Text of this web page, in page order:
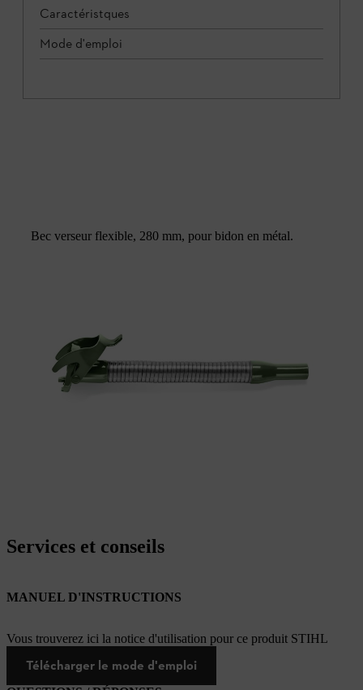
Caractéristques
Mode d'emploi
Bec verseur flexible, 280 mm, pour bidon en métal.
Services et conseils
MANUEL D'INSTRUCTIONS
Vous trouverez ici la notice d'utilisation pour ce produit STIHL
Télécharger le mode d'emploi